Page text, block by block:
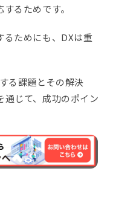
るためです。
るためにも、DXは重
る課題とその解決
じて、成功のポイン